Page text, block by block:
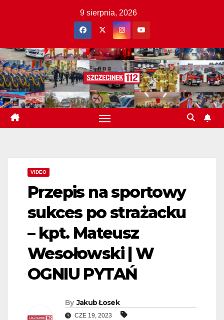
9 sierpnia, 2026
VIDEO
Przepis na sportowy
sukces po strażacku
– kpt. Mateusz
Wesołowski | W
OGNIU PYTAŃ
By Jakub Łosek
CZE 19, 2023